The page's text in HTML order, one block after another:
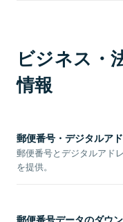
ビジネス・
情報
郵便番号・デジタルア
郵便番号とデジタルアド
を提供。
郵便番号データのダウ